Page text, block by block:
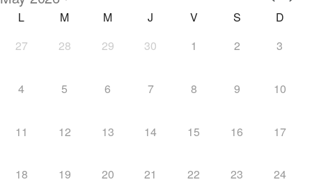
L M M J V S
D
27
28 29 30 1 2 3
4 5 6 7 8 9 10
11 12 13 14 15 16 17
18 19 20 21 22 23 24